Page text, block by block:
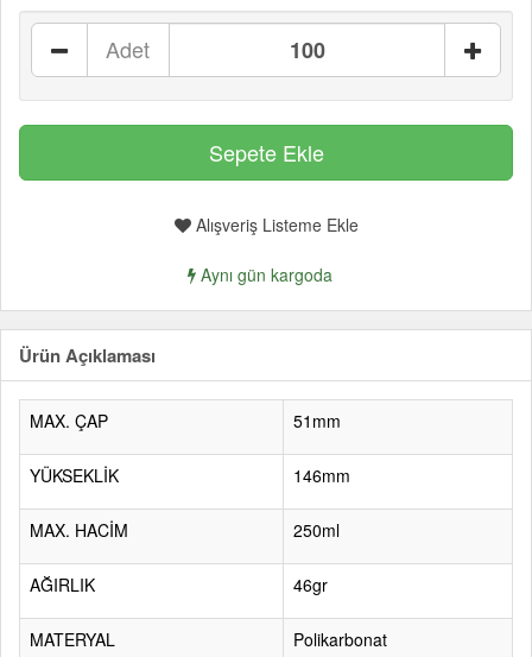
Adet
Alışveriş Listeme Ekle
Aynı gün kargoda
Ürün Açıklaması
MAX. ÇAP 51mm
YÜKSEKLİK 146mm
MAX. HACİM 250ml
AĞIRLIK 46gr
MATERYAL Polikarbonat